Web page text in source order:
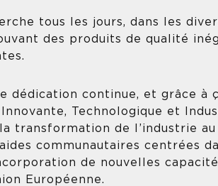
tous les jours, dans les
des produits de qualité
dédication continue, et grâce à
Technologique et
transformation de l’industrie
communautaires centrées
de nouvelles
Européenne.